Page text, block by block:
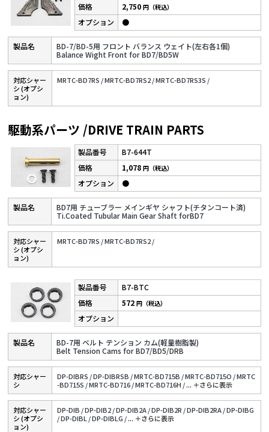
BD-7/BD-5用 フロント バランス ウェイト(左右各1個)
Balance Wight Front for BD7/BD5W
2,750円（税込）
●
対応シャー
シ (オプシ
ョン)
MRTC-BD7RS /MRTC-BD7RS2 /MRTC-BD7RS3S /
駆動系パーツ /DRIVE TRAIN PARTS
B7-644T
BD7用 チューブラー メインギヤ シャフト(チタンコート済)
Ti.Coated Tubular Main Gear Shaft forBD7
1,078円（税込）
●
対応シャー
シ (オプシ
ョン)
MRTC-BD7RS /MRTC-BD7RS2 /
B7-BTC
BD-7用 ベルト テンション カム(軽量樹脂製)
Belt Tension Cams for BD7/BD5/DRB
572円（税込）
対応シャー
シ
DP-DIBRS /DP-DIBRSB /MRTC-BD715B /MRTC-BD715O /MRTC
-BD715S /MRTC-BD716 /MRTC-BD716H /... ＋さらに表⽰
対応シャー
シ (オプシ
ョン)
DP-DIB /DP-DIB2 /DP-DIB2A /DP-DIB2R /DP-DIB2RA /DP-DIBG
/DP-DIBL /DP-DIBLG /... ＋さらに表⽰